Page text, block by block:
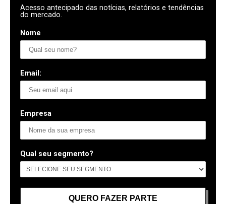
Acesso antecipado das notícias, relatórios e tendências
do mercado.
Nome
Email:
Empresa
Qual seu segmento?